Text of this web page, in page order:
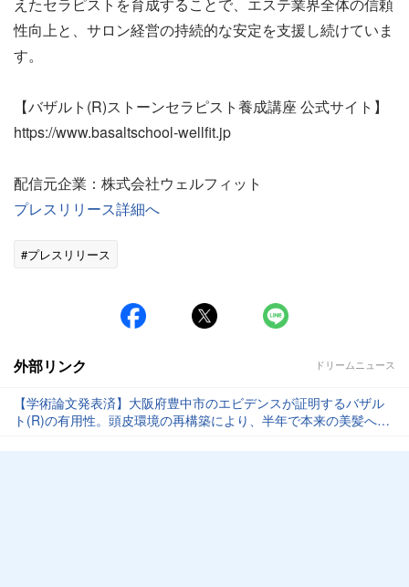
性向上と、サロン経営の持続的な安定を支援し続けていま
す。
【バザルト(R)ストーンセラピスト養成講座 公式サイト】
https://www.basaltschool-wellfit.jp
配信元企業：株式会社ウェルフィット
プレスリリース詳細へ
#プレスリリース
外部リンク ドリームニュース
【学術論文発表済】大阪府豊中市のエビデンスが証明するバザル
ト(R)の有用性。頭皮環境の再構築により、半年で本来の美髪へと